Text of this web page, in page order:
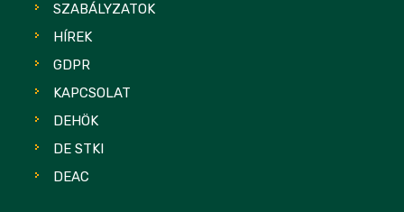
SZABÁLYZATOK
HÍREK
GDPR
KAPCSOLAT
DEHÖK
DE STKI
DEAC